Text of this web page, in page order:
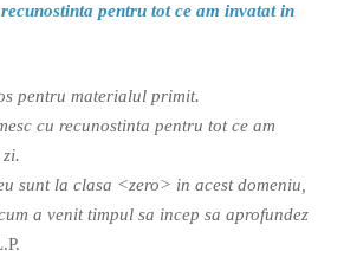
pentru tot ce am invatat in
pentru materialul primit.
cu recunostinta pentru tot ce am
sunt la clasa <zero> in acest domeniu,
a venit timpul sa incep sa aprofundez